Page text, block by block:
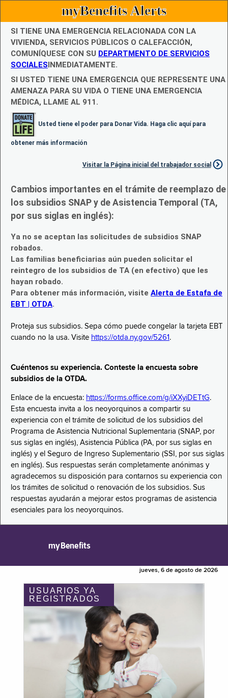
myBenefits Alerts
SI TIENE UNA EMERGENCIA RELACIONADA CON LA
VIVIENDA, SERVICIOS PÚBLICOS O CALEFACCIÓN,
COMUNÍQUESE CON SU DEPARTMENTO DE SERVICIOS
SOCIALESINMEDIATAMENTE.
SI USTED TIENE UNA EMERGENCIA QUE REPRESENTE UNA
AMENAZA PARA SU VIDA O TIENE UNA EMERGENCIA
MÉDICA, LLAME AL 911.
Usted tiene el poder para Donar Vida. Haga clic aquí para
obtener más información
Visitar la Página inicial del trabajador social
Cambios importantes en el trámite de reemplazo de
los subsidios SNAP y de Asistencia Temporal (TA,
por sus siglas en inglés):
Ya no se aceptan las solicitudes de subsidios SNAP
robados.
Las familias beneficiarias aún pueden solicitar el
reintegro de los subsidios de TA (en efectivo) que les
hayan robado.
Para obtener más información, visite Alerta de Estafa de
EBT | OTDA.
Proteja sus subsidios. Sepa cómo puede congelar la tarjeta EBT
cuando no la usa. Visite https://otda.ny.gov/5261 .
Cuéntenos su experiencia. Conteste la encuesta sobre
subsidios de la OTDA.
Enlace de la encuesta: https://forms.office.com/g/iXXyiDETtG.
Esta encuesta invita a los neoyorquinos a compartir su
experiencia con el trámite de solicitud de los subsidios del
Programa de Asistencia Nutricional Suplementaria (SNAP, por
sus siglas en inglés), Asistencia Pública (PA, por sus siglas en
inglés) y el Seguro de Ingreso Suplementario (SSI, por sus siglas
en inglés). Sus respuestas serán completamente anónimas y
agradecemos su disposición para contarnos su experiencia con
los trámites de solicitud o renovación de los subsidios. Sus
respuestas ayudarán a mejorar estos programas de asistencia
esenciales para los neoyorquinos.
myBenefits
jueves, 6 de agosto de 2026
USUARIOS YA
REGISTRADOS